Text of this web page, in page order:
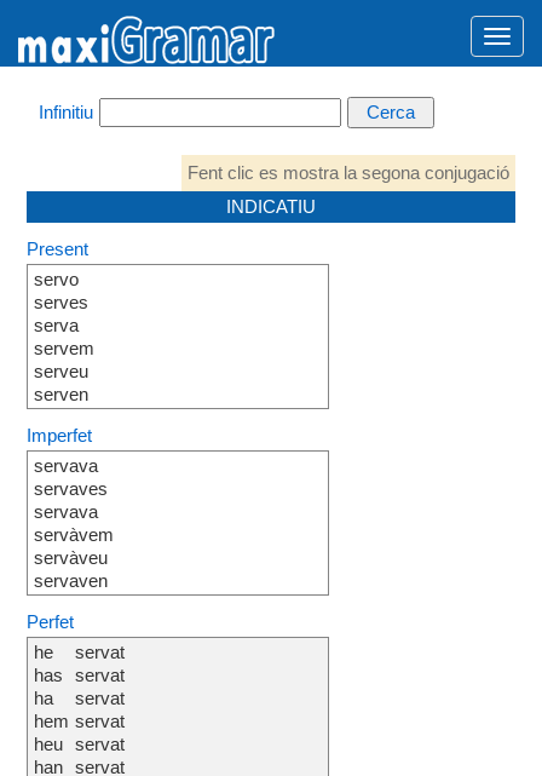
Infinitiu
Fent clic es mostra la segona conjugació
INDICATIU
Present
servo
serves
serva
servem
serveu
serven
Imperfet
servava
servaves
servava
servàvem
servàveu
servaven
Perfet
he
has
ha
hem
heu
han
servat
servat
servat
servat
servat
servat